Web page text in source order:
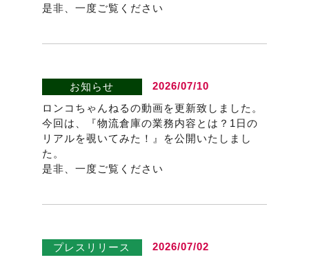
是非、一度ご覧ください
お知らせ
2026/07/10
ロンコちゃんねるの動画を更新致しました。
今回は、『物流倉庫の業務内容とは？1日の
リアルを覗いてみた！』を公開いたしまし
た。
是非、一度ご覧ください
プレスリリース
2026/07/02